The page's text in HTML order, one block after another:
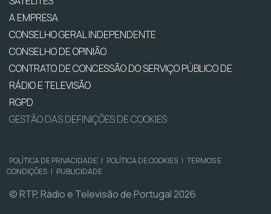
A EMPRESA
CONSELHO GERAL INDEPENDENTE
CONSELHO DE OPINIÃO
CONTRATO DE CONCESSÃO DO SERVIÇO PÚBLICO DE
RÁDIO E TELEVISÃO
RGPD
GESTÃO DAS DEFINIÇÕES DE COOKIES
POLÍTICA DE PRIVACIDADE | POLÍTICA DE COOKIES | TERMOS E
CONDIÇÕES | PUBLICIDADE
© RTP, Rádio e Televisão de Portugal 2026